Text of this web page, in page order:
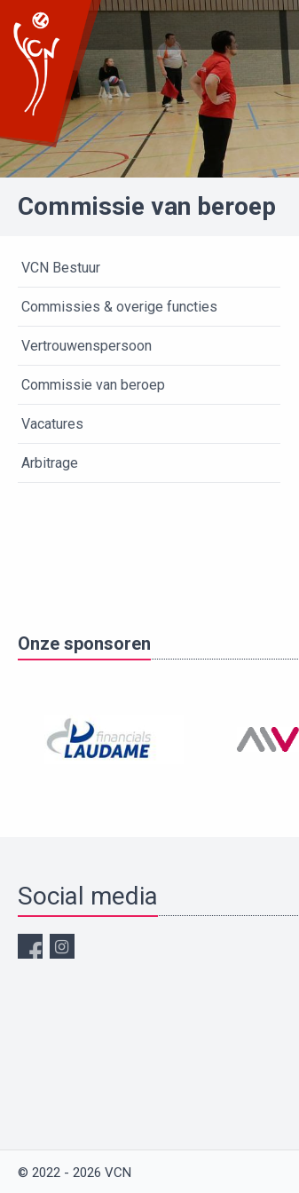
Commissie van beroep
VCN Bestuur
Commissies & overige functies
Vertrouwenspersoon
Commissie van beroep
Vacatures
Arbitrage
Onze sponsoren
Social media
© 2022 - 2026 VCN